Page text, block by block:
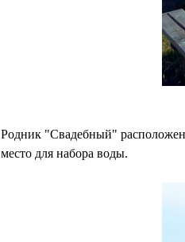
Родник "Свадебный" расположен
место для набора воды.